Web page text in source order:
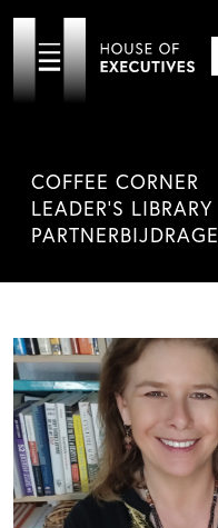
COFFEE CORNER
LEADER'S LIBRARY
PARTNERBIJDRAGE